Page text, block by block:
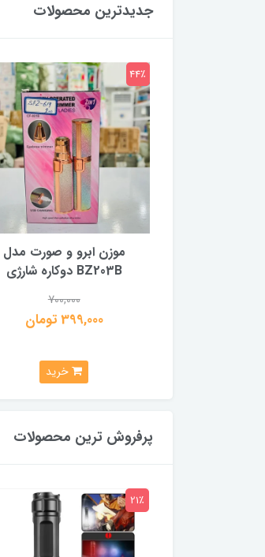
جدیدترین محصولات
موزن ابرو و صورت مدل
BZ203B دوکاره شارژی
700,000
399,000 تومان
44٪
خرید
پرفروش ترین محصولات
21٪